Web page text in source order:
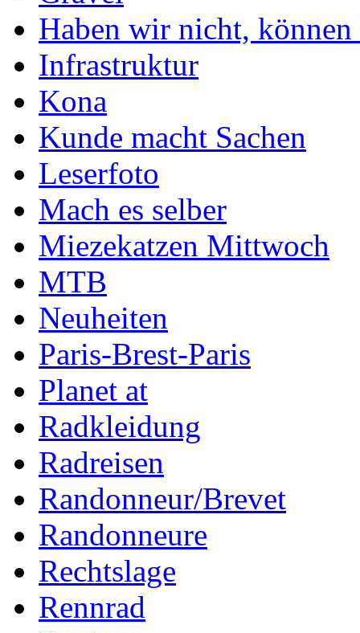
Haben wir nicht,
Infrastruktur
Kona
Kunde macht Sachen
Leserfoto
Mach es selber
Miezekatzen Mittwoch
MTB
Neuheiten
Paris-Brest-Paris
Planet at
Radkleidung
Radreisen
Randonneur/Brevet
Randonneure
Rechtslage
Rennrad